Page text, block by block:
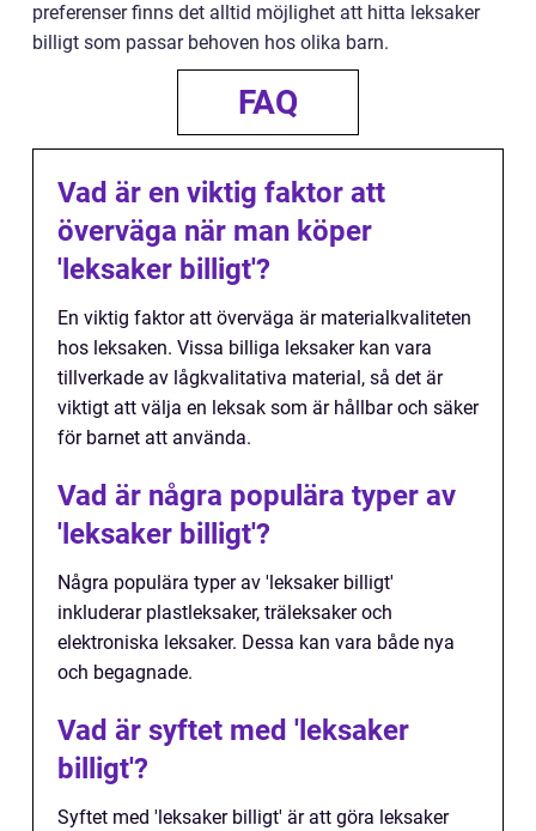
preferenser finns det alltid möjlighet att hitta leksaker
billigt som passar behoven hos olika barn.
FAQ
Vad är en viktig faktor att
överväga när man köper
'leksaker billigt'?
En viktig faktor att överväga är materialkvaliteten
hos leksaken. Vissa billiga leksaker kan vara
tillverkade av lågkvalitativa material, så det är
viktigt att välja en leksak som är hållbar och säker
för barnet att använda.
Vad är några populära typer av
'leksaker billigt'?
Några populära typer av 'leksaker billigt'
inkluderar plastleksaker, träleksaker och
elektroniska leksaker. Dessa kan vara både nya
och begagnade.
Vad är syftet med 'leksaker
billigt'?
Syftet med 'leksaker billigt' är att göra leksaker